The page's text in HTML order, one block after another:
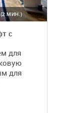
(2 МИН.)
с
для
для